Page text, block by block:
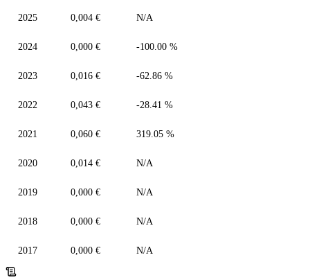
2025 0,004 € N/A
2024 0,000 € -100.00 %
2023 0,016 € -62.86 %
2022 0,043 € -28.41 %
2021 0,060 € 319.05 %
2020 0,014 € N/A
2019 0,000 € N/A
2018 0,000 € N/A
2017 0,000 € N/A